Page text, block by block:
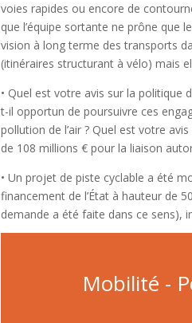
voies rapides ou encore de
que l’équipe sortante ne prône que
vision à long terme des transports
(itinéraires structurant à vélo) mais
• Quel est votre avis sur la politique
t-il opportun de poursuivre ces
pollution de l’air ? Quel est votre
de 108 millions € pour la liaison
• Un projet de piste cyclable a été
financement de l’État à hauteur de
demande a été faite dans ce sens),
Mobilité -